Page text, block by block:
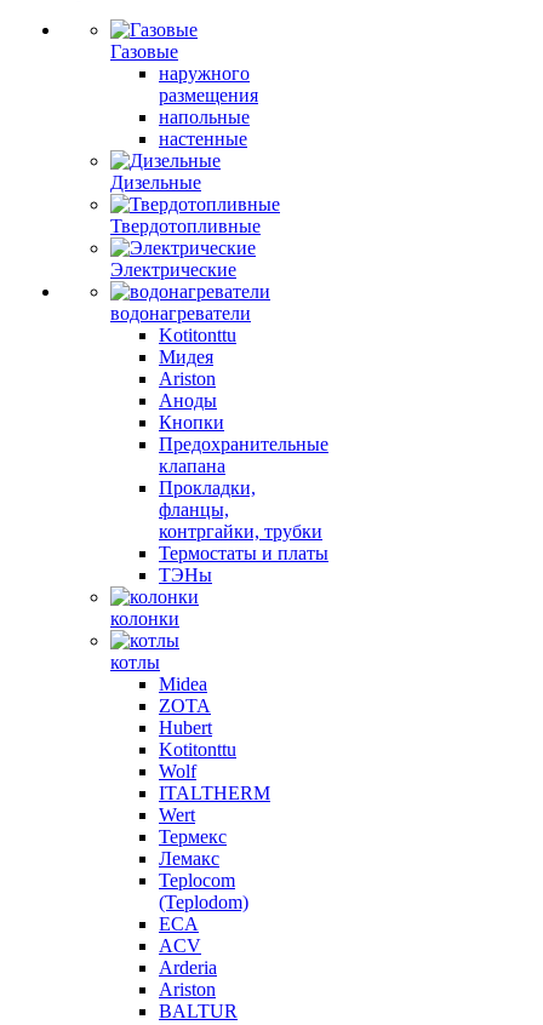
Газовые
наружного
размещения
напольные
настенные
Дизельные
Твердотопливные
Электрические
водонагреватели
Kotitonttu
Мидея
Ariston
Аноды
Кнопки
Предохранительные
клапана
Прокладки,
фланцы,
контргайки, трубки
Термостаты и платы
ТЭНы
колонки
котлы
Midea
ZOTA
Hubert
Kotitonttu
Wolf
ITALTHERM
Wert
Термекс
Лемакс
Teplocom
(Teplodom)
ECA
ACV
Arderia
Ariston
BALTUR